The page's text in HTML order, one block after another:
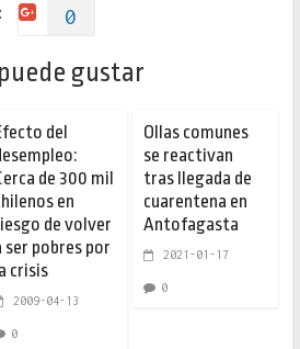
0
gustar
del
de 300 mil
en
de volver
ser pobres por
la crisis
2009-04-13
0
Ollas comunes
se reactivan
tras llegada de
cuarentena en
Antofagasta
2021-01-17
0